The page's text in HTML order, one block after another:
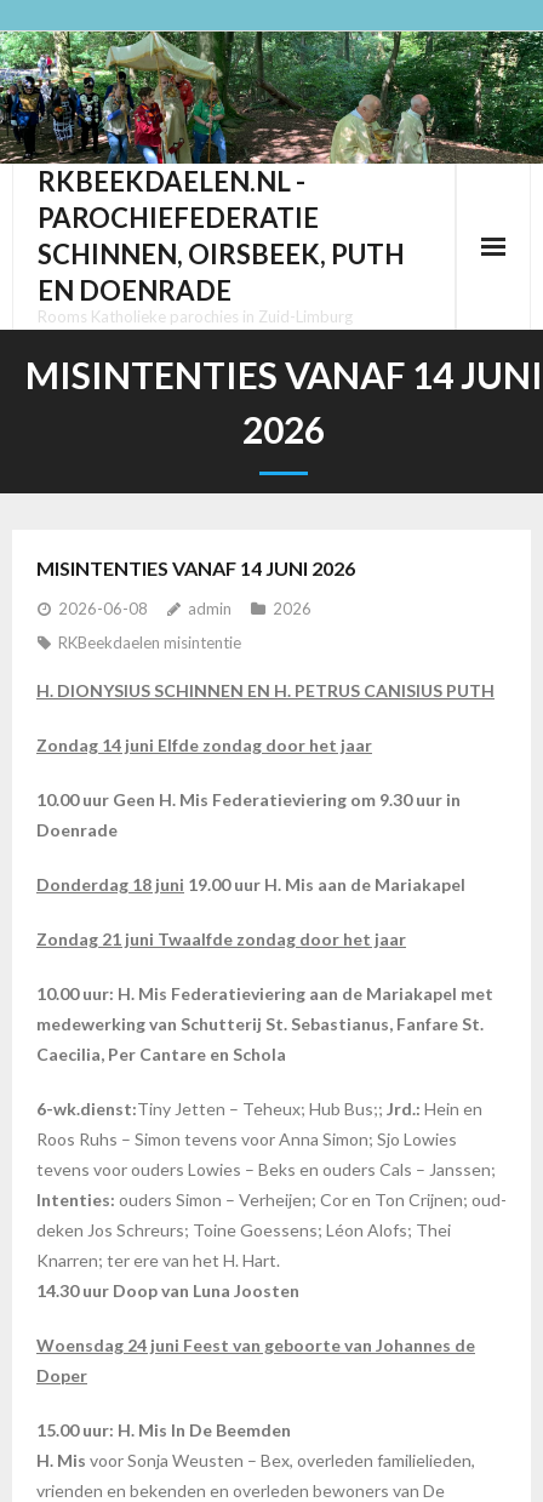
Ga
naar
de
inhoud
RKBEEKDAELEN.NL -
PAROCHIEFEDERATIE
SCHINNEN, OIRSBEEK, PUTH
EN DOENRADE
Rooms Katholieke parochies in Zuid-Limburg
MISINTENTIES VANAF 14 JUNI
2026
MISINTENTIES VANAF 14 JUNI 2026
2026-06-08 admin
2026
RKBeekdaelen misintentie
H. DIONYSIUS SCHINNEN EN H. PETRUS CANISIUS PUTH
Zondag 14 juni Elfde zondag door het jaar
10.00 uur Geen H. Mis Federatieviering om 9.30 uur in
Doenrade
Donderdag 18 juni 19.00 uur H. Mis aan de Mariakapel
Zondag 21 juni Twaalfde zondag door het jaar
10.00 uur: H. Mis Federatieviering aan de Mariakapel met
medewerking van Schutterij St. Sebastianus, Fanfare St.
Caecilia, Per Cantare en Schola
6-wk.dienst:Tiny Jetten – Teheux; Hub Bus;; Jrd.: Hein en
Roos Ruhs – Simon tevens voor Anna Simon; Sjo Lowies
tevens voor ouders Lowies – Beks en ouders Cals – Janssen;
Intenties: ouders Simon – Verheijen; Cor en Ton Crijnen; oud-
deken Jos Schreurs; Toine Goessens; Léon Alofs; Thei
Knarren; ter ere van het H. Hart.
14.30 uur Doop van Luna Joosten
Woensdag 24 juni Feest van geboorte van Johannes de
Doper
15.00 uur: H. Mis In De Beemden
H. Mis voor Sonja Weusten – Bex, overleden familielieden,
vrienden en bekenden en overleden bewoners van De